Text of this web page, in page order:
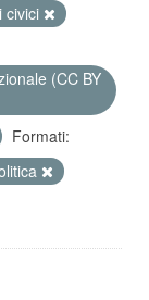
civici
(CC BY
Formati: